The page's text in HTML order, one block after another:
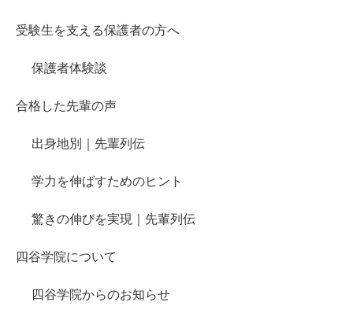
受験生を支える保護者の方へ
保護者体験談
合格した先輩の声
出身地別｜先輩列伝
学力を伸ばすためのヒント
驚きの伸びを実現｜先輩列伝
四谷学院について
四谷学院からのお知らせ